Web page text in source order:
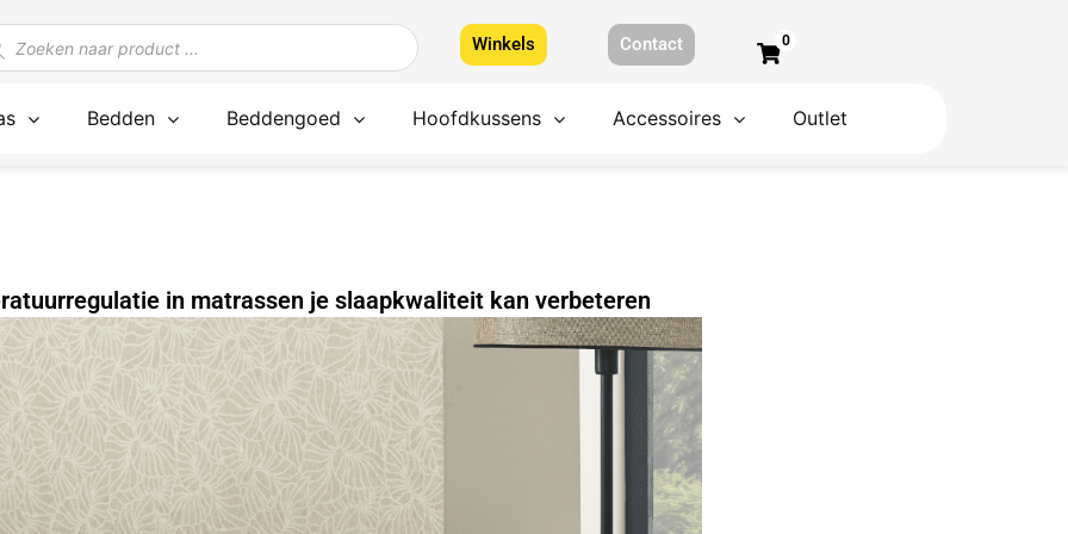
Winkels Contact 0
Bedden Beddengoed Hoofdkussens Accessoires Outlet
in matrassen je slaapkwaliteit kan verbeteren